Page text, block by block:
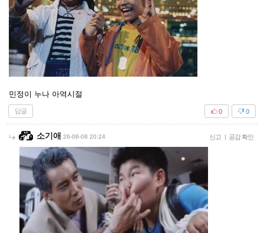
민정이 누나 아역시절
답글 0
0
소기애 26-06-08 20:24 신고 | 공감 확인